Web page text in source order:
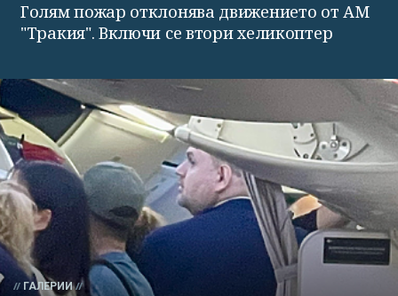
Голям пожар отклонява движението от АМ
"Тракия". Включи се втори хеликоптер
ГАЛЕРИИ